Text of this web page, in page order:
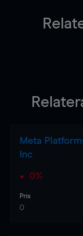
Meta
Inc
0%
Pris
0